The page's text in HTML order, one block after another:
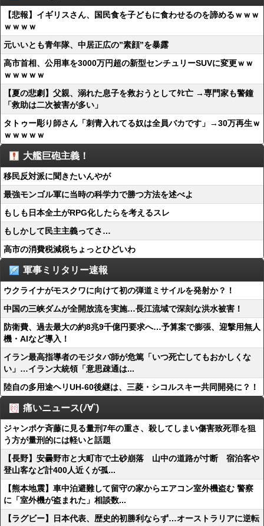
【悲報】イギリスさん、国民食を子どもに食わせるのを諦めるｗｗｗ
ｗｗｗｗ
元いいとも青年隊、中居正広の”素顔”を暴露
高市首相、公用車を3000万円超の新型センチュリーSUVに変更ｗｗ
ｗｗｗｗｗ
【夏の悲劇】父親、溺れた息子を救おうとしてﾀﾋ亡 →専門家も警鐘
「救助は二次被害が多い」
タトゥー彫り師さん「刺青入れてる奴は全員バカです」→30万再生ｗ
ｗｗｗｗｗ
大艦巨砲主義！
移民反対派に聞きたいんやが
最強モンゴル軍に当時の科学力で勝つ方法を述べよ
もしも日本全土がRPG化したらを考えるスレ
もしかして民主主義ってさ…
高市の消費税減税ちょっとひどいわ
軍事ミリタリー速報
ウクライナがモスクワに向けて初の弾道ミサイルを発射か？！
中国の三峡ダムが全開放流を実施…長江流域で深刻な洪水被害！
防衛費、過去最大の約8兆9千億円要求へ…予算案で膨張、迎撃用無人
機・AIなど導入！
イラン最高指導者のモジタバ師が危篤「いつ死亡してもおかしくな
い」…イラン大統領「意思疎通は...
陸自の多用途ヘリUH-60後継は、三菱・シコルスキー共同開発に？！
痛いニュース(ﾉ∀`)
ジャンポケ斉藤に見る量刑7年の重さ、殺してしまい傷害致死罪を狙
う方が量刑的には軽いと話題
【長野】安曇野市と大町市で土砂崩落 山中の道路が寸断 宿泊客や
登山客など計400人近くが孤...
【熊本地震】車中泊避難して留守の家からエアコン室外機盗む 警察
に「室外機が盗まれた」相談数...
【ラグビー】日本代表、歴史的初勝利ならず…オーストラリアに逆転